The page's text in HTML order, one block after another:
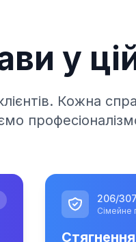
у
Кожна
206/
Сімейне